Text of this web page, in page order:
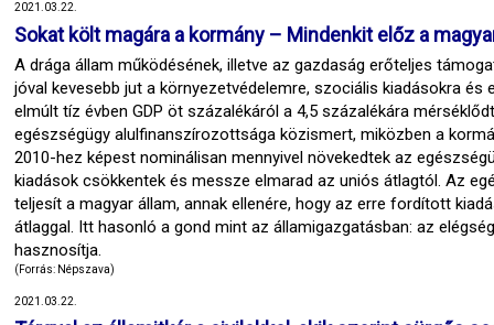
2021.03.22.
Sokat költ magára a kormány – Mindenkit előz a
A drága állam működésének, illetve az gazdaság erőteljes
jóval kevesebb jut a környezetvédelemre, szociális kiadásokra
elmúlt tíz évben GDP öt százalékáról a 4,5 százalékára
egészségügy alulfinanszírozottsága közismert, miközben a
2010-hez képest nominálisan mennyivel növekedtek az
kiadások csökkentek és messze elmarad az uniós átlagtól. Az
teljesít a magyar állam, annak ellenére, hogy az erre fordított
átlaggal. Itt hasonló a gond mint az államigazgatásban: az
hasznosítja.
(Forrás: Népszava)
2021.03.22.